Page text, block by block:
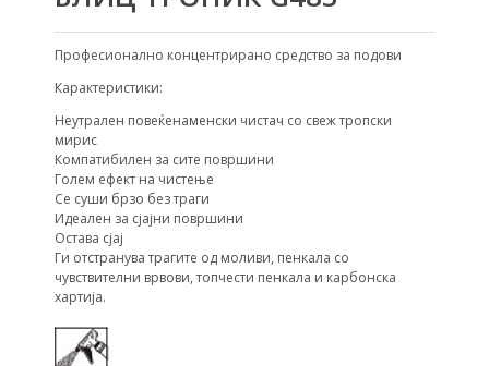
Професионално концентрирано средство за подови
Карактеристики:
Неутрален повеќенаменски чистач со свеж тропски
мирис
Компатибилен за сите површини
Голем ефект на чистење
Се суши брзо без траги
Идеален за сјајни површини
Остава сјај
Ги отстранува трагите од моливи, пенкала со
чувствителни врвови, топчести пенкала и карбонска
хартија.